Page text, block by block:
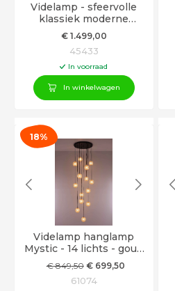
Videlamp - sfeervolle
klassiek moderne
hanglamp - goud met
kristallook hangers
€1.499,00
45433
In voorraad
In winkelwagen
18%
Videlamp hanglamp
Mystic - 14 lichts - goud
acryl / kristal look -
350cm
€849,50 €699,50
61074